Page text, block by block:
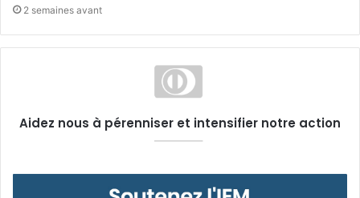
2 semaines avant
Aidez nous à pérenniser et intensifier notre action